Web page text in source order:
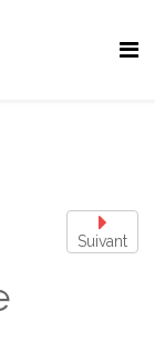
Suivant